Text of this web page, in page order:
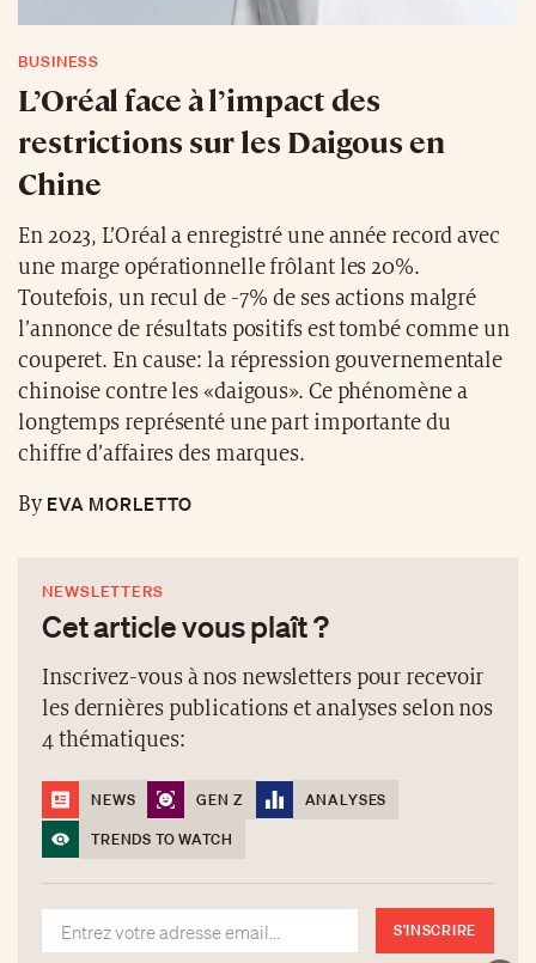
BUSINESS
L’Oréal face à l’impact des
restrictions sur les Daigous en
Chine
En 2023, L’Oréal a enregistré une année record avec
une marge opérationnelle frôlant les 20%.
Toutefois, un recul de -7% de ses actions malgré
l’annonce de résultats positifs est tombé comme un
couperet. En cause: la répression gouvernementale
chinoise contre les «daigous». Ce phénomène a
longtemps représenté une part importante du
chiffre d’affaires des marques.
ByEVA MORLETTO
NEWSLETTERS
Cet article vous plaît ?
Inscrivez-vous à nos newsletters pour recevoir
les dernières publications et analyses selon nos
4 thématiques:
NEWS GEN Z
ANALYSES
TRENDS TO WATCH
S'INSCRIRE